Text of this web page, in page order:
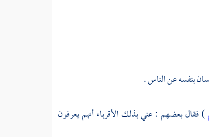
بنفسه عن الناس .
) فقال بعضهم : عني بذلك الأقرباء أنهم يعرفون